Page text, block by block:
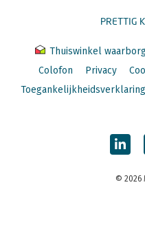
PRETTIG
Thuiswinkel
Colofon
Privacy
Toegankelijkheidsverklaring
© 2026